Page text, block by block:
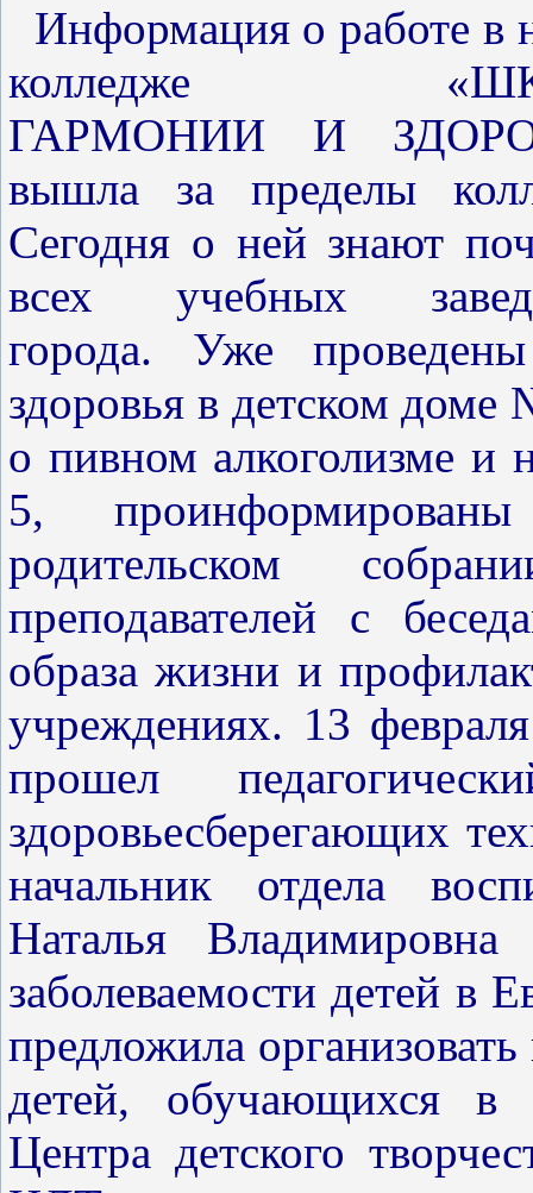
Информация о работе в
колледже «
ГАРМОНИИ И
вышла за пределы
Сегодня о ней знают
всех учебных
города. Уже
здоровья в детском
о пивном алкоголизме и
5,
родительском
преподавателей с
образа жизни и
учреждениях. 13
прошел
здоровьесберегающих
начальник отдела
Наталья
заболеваемости детей в
предложила
детей, обучающихся в
Центра детского